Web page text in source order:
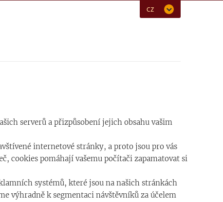
CZ
serverů a přizpůsobení jejich obsahu vašim
internetové stránky, a proto jsou pro vás
cookies pomáhají vašemu počítači zapamatovat si
systémů, které jsou na našich stránkách
výhradně k segmentaci návštěvníků za účelem